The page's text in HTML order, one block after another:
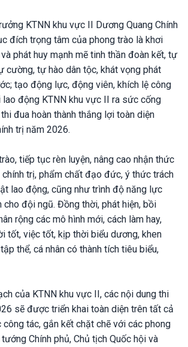
KTNN khu vực II Dương Quang Chính
đích trọng tâm của phong trào là khơi
phát huy mạnh mẽ tinh thần đoàn kết, tự
cường, tự hào dân tộc, khát vọng phát
tạo động lực, động viên, khích lệ công
động KTNN khu vực II ra sức cống
đua hoàn thành thắng lợi toàn diện
trị năm 2026.
tiếp tục rèn luyện, nâng cao nhận thức
trị, phẩm chất đạo đức, ý thức trách
lao động, cũng như trình độ năng lực
cho đội ngũ. Đồng thời, phát hiện, bồi
rộng các mô hình mới, cách làm hay,
tốt, việc tốt, kịp thời biểu dương, khen
thể, cá nhân có thành tích tiêu biểu,
của KTNN khu vực II, các nội dung thi
sẽ được triển khai toàn diện trên tất cả
công tác, gắn kết chặt chẽ với các phong
Chính phủ, Chủ tịch Quốc hội và